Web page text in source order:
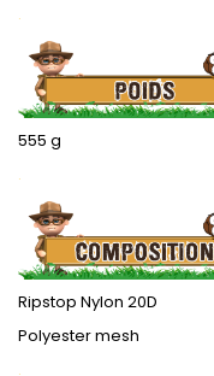
.
555 g
.
Ripstop Nylon 20D
Polyester mesh
.